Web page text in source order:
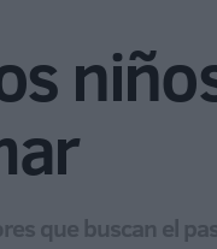
que buscan el